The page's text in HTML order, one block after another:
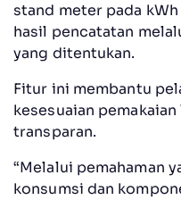
stand meter pada
hasil pencatatan
yang ditentukan.
Fitur ini membantu
kesesuaian
transparan.
“Melalui pemahaman
konsumsi dan